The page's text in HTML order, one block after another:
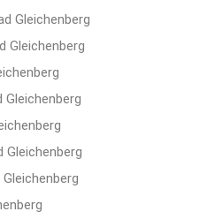
Gleichenberg
Gleichenberg
Gleichenberg